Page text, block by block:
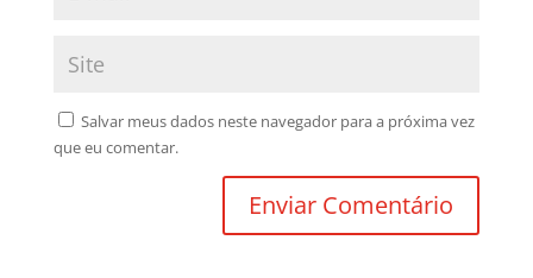
Salvar meus dados neste navegador para a próxima vez
que eu comentar.